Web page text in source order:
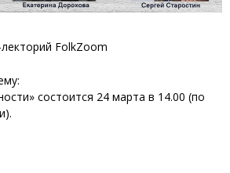
FolkZoom
состоится 24 марта в 14.00 (по